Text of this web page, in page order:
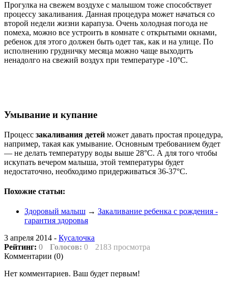
Прогулка на свежем воздухе с малышом тоже способствует
процессу закаливания. Данная процедура может начаться со
второй недели жизни карапуза. Очень холодная погода не
помеха, можно все устроить в комнате с открытыми окнами,
ребенок для этого должен быть одет так, как и на улице. По
исполнению грудничку месяца можно чаще выходить
ненадолго на свежий воздух при температуре -10°С.
Умывание и купание
Процесс закаливания детей может давать простая процедура,
например, такая как умывание. Основным требованием будет
— не делать температуру воды выше 28°С. А для того чтобы
искупать вечером малыша, этой температуры будет
недостаточно, необходимо придерживаться 36-37°С.
Похожие статьи:
Здоровый малыш → Закаливание ребенка с рождения -
гарантия здоровья
3 апреля 2014 - Кусалочка
Рейтинг: 0 Голосов: 0
2183 просмотра
Комментарии (0)
Нет комментариев. Ваш будет первым!